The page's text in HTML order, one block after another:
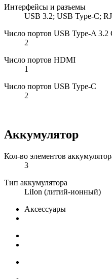
Интерфейсы и разъемы
USB 3.2; USB Type-C;
Число портов USB Type-A 3.2
2
Число портов HDMI
1
Число портов USB Type-C
2
Аккумулятор
Кол-во элементов
3
Тип аккумулятора
LiIon (литий-ионный)
Аксессуары